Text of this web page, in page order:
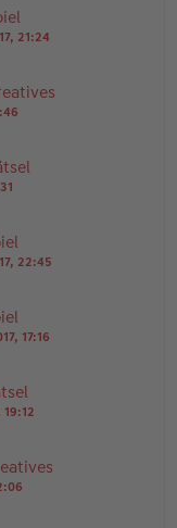
21:24
22:45
17:16
19:12